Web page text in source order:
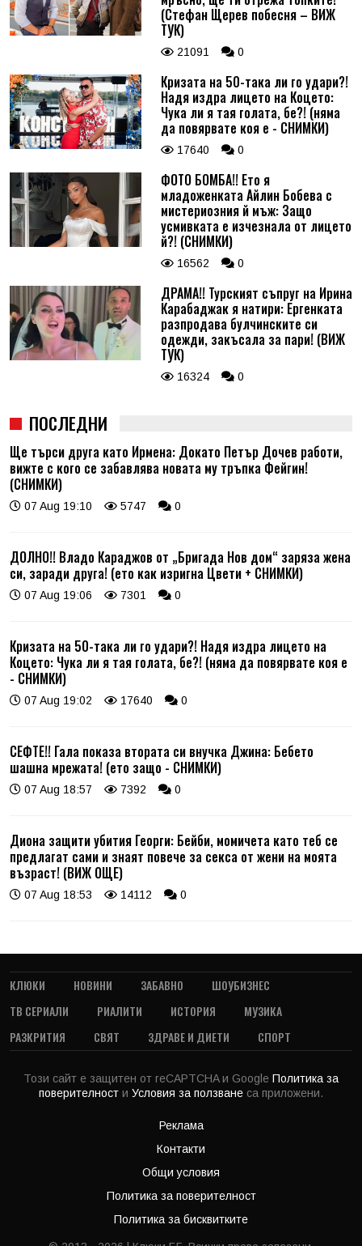
(Стефан Щерев побесня – ВИЖ
ТУК)
21091 0
Кризата на 50-така ли го удари?!
Надя издра лицето на Коцето:
Чука ли я тая голата, бе?! (няма
да повярвате коя е - СНИМКИ)
17640 0
ФОТО БОМБА!! Ето я
младоженката Айлин Бобева с
мистериозния й мъж: Защо
усмивката е изчезнала от лицето
й?! (СНИМКИ)
16562 0
ДРАМА!! Турският съпруг на Ирина
Карабаджак я натири: Ергенката
разпродава булчинските си
одежди, закъсала за пари! (ВИЖ
ТУК)
16324 0
ПОСЛЕДНИ
Ще търси друга като Ирмена: Докато Петър Дочев работи,
вижте с кого се забавлява новата му тръпка Фейгин!
(СНИМКИ)
07 Aug 19:10 5747 0
ДОЛНО!! Владо Караджов от „Бригада Нов дом“ заряза жена
си, заради друга! (ето как изригна Цвети + СНИМКИ)
07 Aug 19:06 7301 0
Кризата на 50-така ли го удари?! Надя издра лицето на
Коцето: Чука ли я тая голата, бе?! (няма да повярвате коя е
- СНИМКИ)
07 Aug 19:02 17640 0
СЕФТЕ!! Гала показа втората си внучка Джина: Бебето
шашна мрежата! (ето защо - СНИМКИ)
07 Aug 18:57 7392 0
Диона защити убития Георги: Бейби, момичета като теб се
предлагат сами и знаят повече за секса от жени на моята
възраст! (ВИЖ ОЩЕ)
07 Aug 18:53 14112 0
КЛЮКИ НОВИНИ ЗАБАВНО
ШОУБИЗНЕС
ТВ СЕРИАЛИ
РИАЛИТИ ИСТОРИЯ
МУЗИКА
РАЗКРИТИЯ
СВЯТ ЗДРАВЕ И ДИЕТИ СПОРТ
Този сайт е защитен от reCAPTCHA и Google Политика за
поверителност и Условия за ползване са приложени.
Реклама
Контакти
Общи условия
Политика за поверителност
Политика за бисквитките